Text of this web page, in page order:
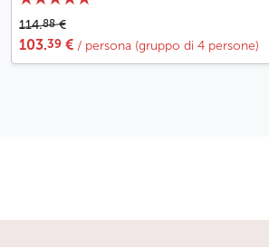
114.88€
103.39 € / persona (gruppo di 4 persone)